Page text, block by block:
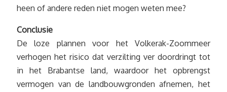
heen of andere reden niet mogen weten mee?
Conclusie
De loze plannen voor het Volkerak-Zoommeer
verhogen het risico dat verzilting ver doordringt tot
in het Brabantse land, waardoor het opbrengst
vermogen van de landbouwgronden afnemen, het